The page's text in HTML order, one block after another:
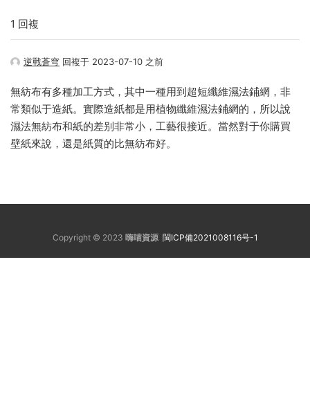
1 回複
逆戰蒼穹 回複于 2023-07-10 之前
無紡布有多種加工方式，其中一種用到超短纖維濕法鋪網，非
常類似于造紙。實際造紙都是用植物纖維濕法鋪網的，所以說
濕法無紡布和紙的差别非常小，工藝很接近。當然對于你購買
壁紙來說，還是紙質的比無紡布好。
Copyright © 2023 嗨喵資源 閩ICP備2021008116号-1